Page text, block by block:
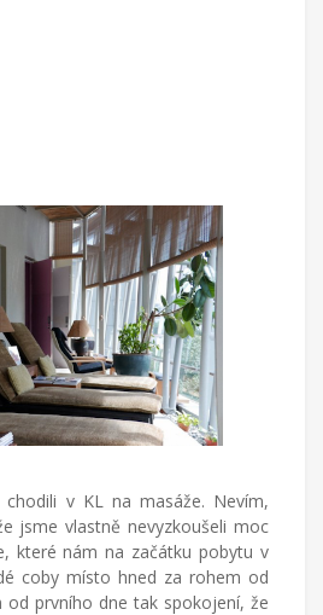
v KL na masáže. Nevím,
jsme vlastně nevyzkoušeli moc
které nám na začátku pobytu v
coby místo hned za rohem od
prvního dne tak spokojení, že